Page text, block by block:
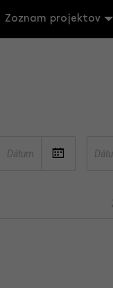
Zoznam projektov